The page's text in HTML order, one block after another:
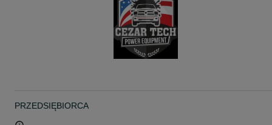
SZKOLENIE - Szkolenie możliwe na terenie Śląska w cenie
MOŻLIWOŚĆ PODMIANY STATYWU NA Nivel System SJJ32 -
Odbiór osobisty:
PRZEDSIĘBIORCA